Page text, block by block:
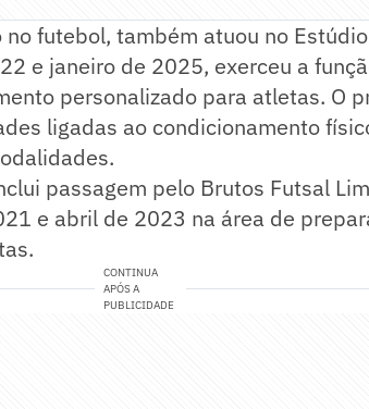
futebol, também atuou no
e janeiro de 2025, exerceu a
personalizado para atletas. O
ligadas ao condicionamento
passagem pelo Brutos Futsal
e abril de 2023 na área de
CONTINUA
APÓS A
PUBLICIDADE